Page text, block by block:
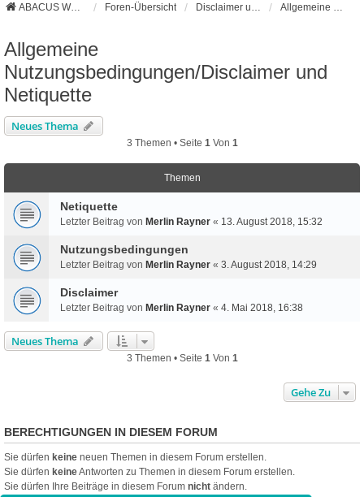
ABACUS Webseite Foren-Übersicht
Allgemeine
Nutzungsbedingungen/Disclaimer und
Netiquette
Neues Thema
3 Themen • Seite 1 Von 1
Themen
Netiquette
Letzter Beitrag von Merlin Rayner « 13. August 2018, 15:32
Nutzungsbedingungen
Letzter Beitrag von Merlin Rayner « 3. August 2018, 14:29
Disclaimer
Letzter Beitrag von Merlin Rayner « 4. Mai 2018, 16:38
Neues Thema
3 Themen • Seite 1 Von 1
Gehe Zu
BERECHTIGUNGEN IN DIESEM FORUM
Sie dürfen keine neuen Themen in diesem Forum erstellen.
Sie dürfen keineAntworten zu Themen in diesem Forum erstellen.
Sie dürfen Ihre Beiträge in diesem Forum nicht ändern.